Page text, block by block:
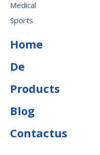
Medical
Sports
Home
De
Products
Blog
Contactus